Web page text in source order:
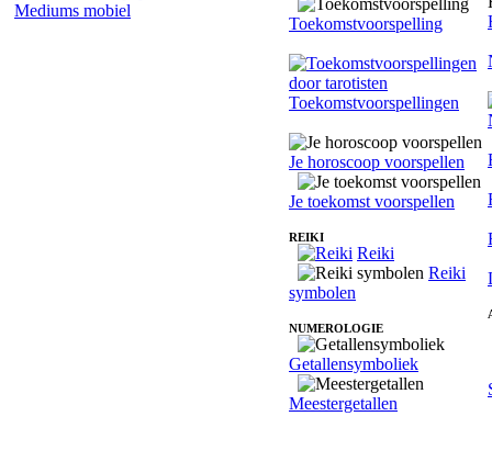
Mediums mobiel
Toekomstvoorspelling
Toekomstvoorspellingen
Je horoscoop voorspellen
Je toekomst voorspellen
REIKI
Reiki
Reiki
symbolen
NUMEROLOGIE
Getallensymboliek
Meestergetallen